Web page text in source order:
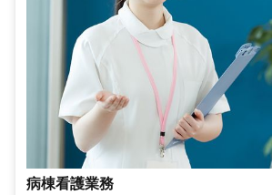
病棟看護業務